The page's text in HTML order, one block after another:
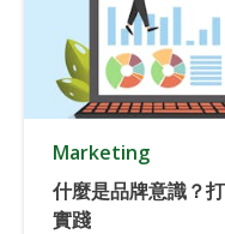
Marketing
什麼是品牌意識？
實踐